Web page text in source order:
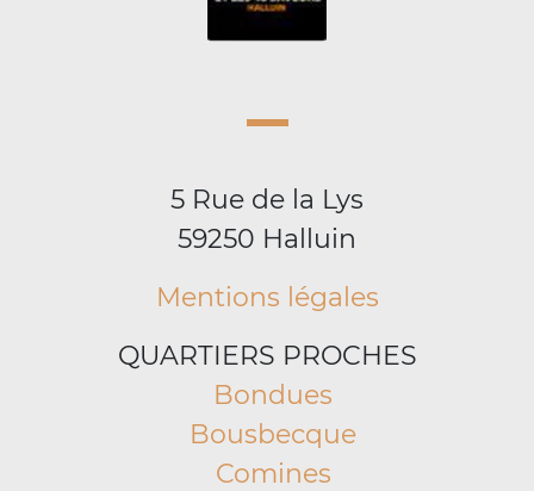
5 Rue de la Lys
59250 Halluin
Mentions légales
QUARTIERS PROCHES
Bondues
Bousbecque
Comines